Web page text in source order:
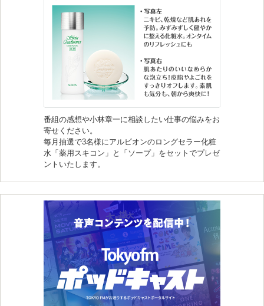
番組の感想や小林章一に相談したい仕事の悩みをお
寄せください。
毎月抽選で3名様にアルビオンのロングセラー化粧
水「薬用スキコン」と「ソープ」をセットでプレゼ
ントいたします。